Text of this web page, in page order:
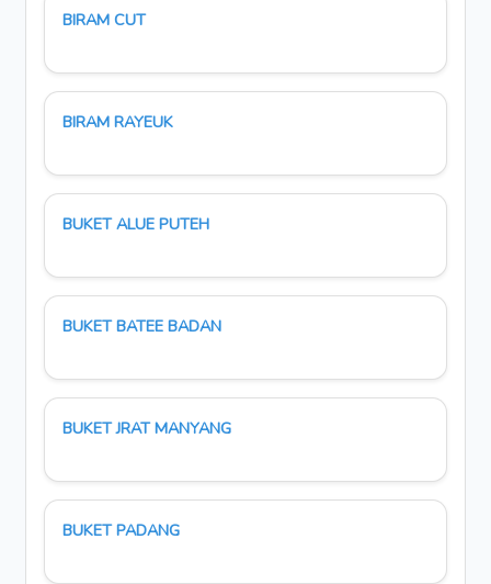
BIRAM CUT
BIRAM RAYEUK
BUKET ALUE PUTEH
BUKET BATEE BADAN
BUKET JRAT MANYANG
BUKET PADANG